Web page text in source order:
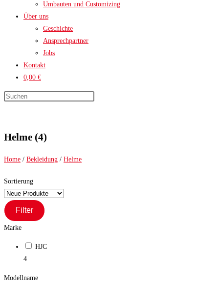
Umbauten und Customizing
Über uns
Geschichte
Ansprechpartner
Jobs
Kontakt
0,00 €
Helme (4)
Home / Bekleidung / Helme
Sortierung
Filter
Marke
HJC
4
Modellname